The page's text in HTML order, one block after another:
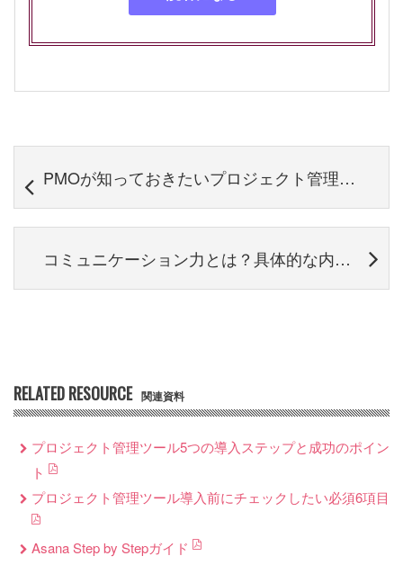
PMOが知っておきたいプロジェクト管理の運用ルールについて
コミュニケーション力とは？具体的な内容や高めるためのポイント
RELATED RESOURCE 関連資料
プロジェクト管理ツール5つの導入ステップと成功のポイン
ト
プロジェクト管理ツール導入前にチェックしたい必須6項目
Asana Step by Stepガイド